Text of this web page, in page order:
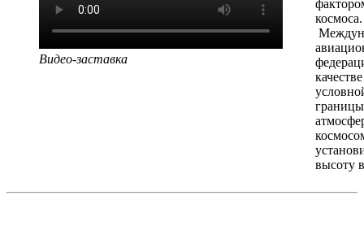
Видео-заставка
космоса.
качестве
высоту